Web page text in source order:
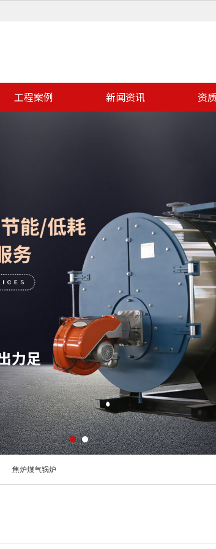
工程案例 新闻资讯 资
焦炉煤气锅炉